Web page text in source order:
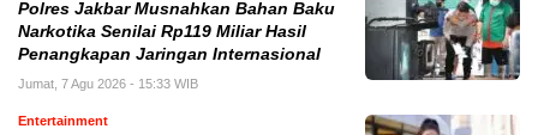
Polres Jakbar Musnahkan Bahan Baku
Narkotika Senilai Rp119 Miliar Hasil
Penangkapan Jaringan Internasional
Jumat, 7 Agu 2026 - 15:33 WIB
Entertainment